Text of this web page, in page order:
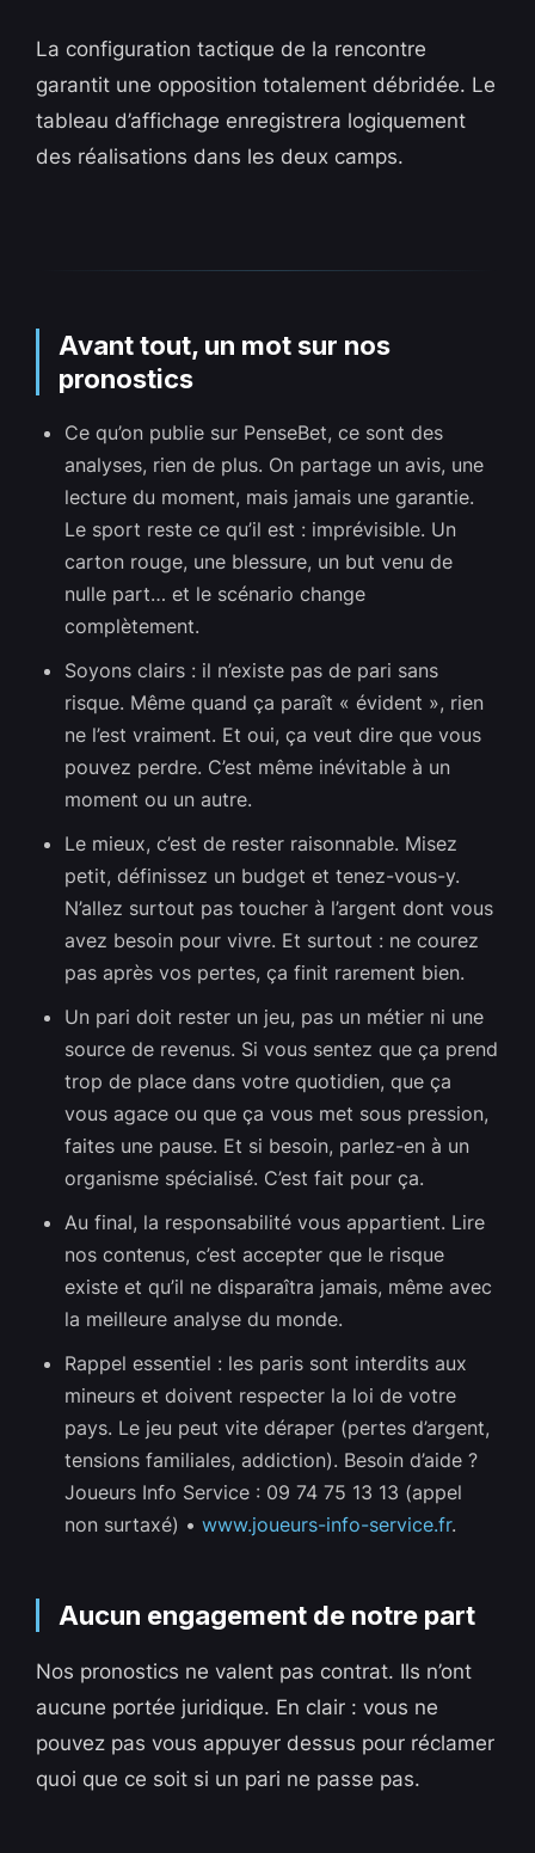
La configuration tactique de la rencontre
garantit une opposition totalement débridée. Le
tableau d’affichage enregistrera logiquement
des réalisations dans les deux camps.
Avant tout, un mot sur nos
pronostics
Ce qu’on publie sur PenseBet, ce sont des
analyses, rien de plus. On partage un avis, une
lecture du moment, mais jamais une garantie.
Le sport reste ce qu’il est : imprévisible. Un
carton rouge, une blessure, un but venu de
nulle part… et le scénario change
complètement.
Soyons clairs : il n’existe pas de pari sans
risque. Même quand ça paraît « évident », rien
ne l’est vraiment. Et oui, ça veut dire que vous
pouvez perdre. C’est même inévitable à un
moment ou un autre.
Le mieux, c’est de rester raisonnable. Misez
petit, définissez un budget et tenez-vous-y.
N’allez surtout pas toucher à l’argent dont vous
avez besoin pour vivre. Et surtout : ne courez
pas après vos pertes, ça finit rarement bien.
Un pari doit rester un jeu, pas un métier ni une
source de revenus. Si vous sentez que ça prend
trop de place dans votre quotidien, que ça
vous agace ou que ça vous met sous pression,
faites une pause. Et si besoin, parlez-en à un
organisme spécialisé. C’est fait pour ça.
Au final, la responsabilité vous appartient. Lire
nos contenus, c’est accepter que le risque
existe et qu’il ne disparaîtra jamais, même avec
la meilleure analyse du monde.
Rappel essentiel : les paris sont interdits aux
mineurs et doivent respecter la loi de votre
pays. Le jeu peut vite déraper (pertes d’argent,
tensions familiales, addiction). Besoin d’aide ?
Joueurs Info Service : 09 74 75 13 13 (appel
non surtaxé) •www.joueurs-info-service.fr.
Aucun engagement de notre part
Nos pronostics ne valent pas contrat. Ils n’ont
aucune portée juridique. En clair : vous ne
pouvez pas vous appuyer dessus pour réclamer
quoi que ce soit si un pari ne passe pas.